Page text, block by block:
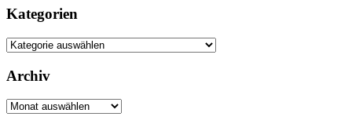
Kategorien
Kategorien
Archiv
Archiv